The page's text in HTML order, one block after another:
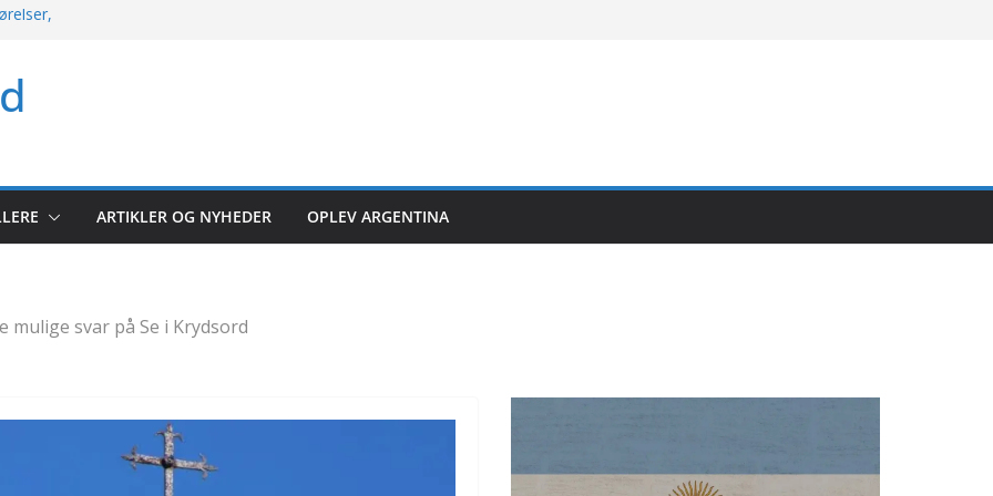
og mere
kampoversigt
Hele runden
2026
ARTIKLER OG NYHEDER OPLEV ARGENTINA
mulige svar på Se i Krydsord